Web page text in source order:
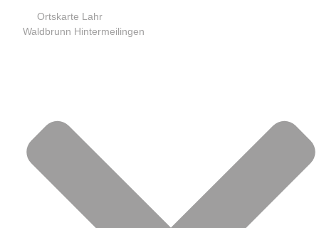
Ortskarte Lahr
Waldbrunn Hintermeilingen